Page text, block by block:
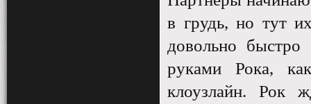
в грудь, но тут
довольно
руками Рока,
клоузлайн. Рок